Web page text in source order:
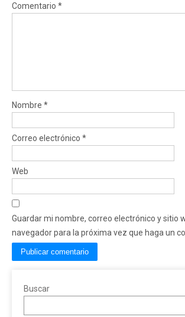
Comentario *
Nombre *
Correo electrónico *
Web
Guardar mi nombre, correo electrónico y sitio
navegador para la próxima vez que haga un
Buscar